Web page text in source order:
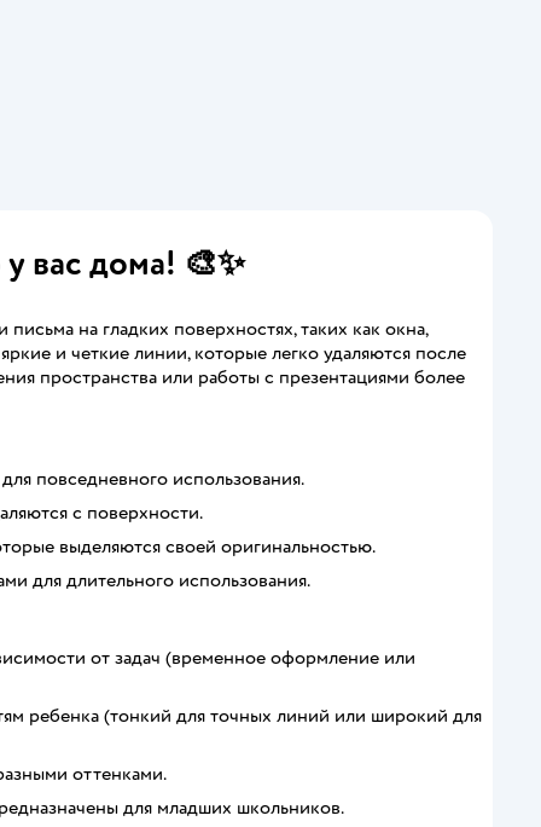
вас дома! 🎨✨
на гладких поверхностях, таких как окна,
и четкие линии, которые легко удаляются после
пространства или работы с презентациями более
повседневного использования.
с поверхности.
выделяются своей оригинальностью.
для длительного использования.
от задач (временное оформление или
ребенка (тонкий для точных линий или широкий для
оттенками.
для младших школьников.